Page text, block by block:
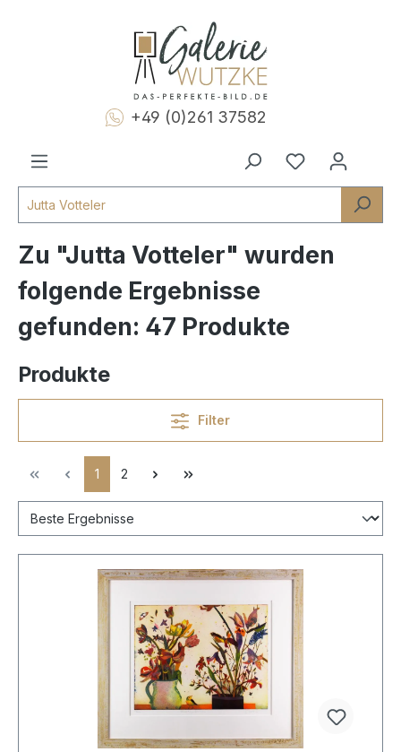
+49 (0)261 37582
Zu "Jutta Votteler" wurden
folgende Ergebnisse
gefunden: 47 Produkte
Produkte
Filter
1 2